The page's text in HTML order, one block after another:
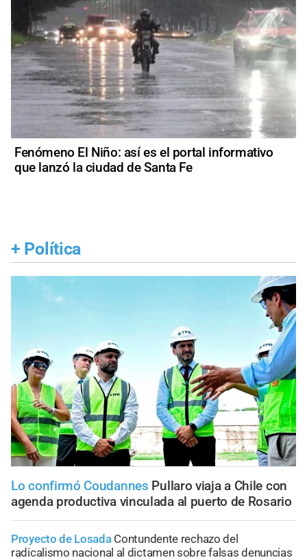
Fenómeno El Niño: así es el portal informativo
que lanzó la ciudad de Santa Fe
+ Política
Lo confirmó Coudannes Pullaro viaja a Chile con
agenda productiva vinculada al puerto de Rosario
Proyecto de Losada Contundente rechazo del
radicalismo nacional al dictamen sobre falsas denuncias